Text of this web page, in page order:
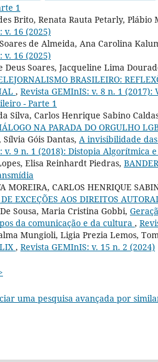
1
Brito, Renata Rauta Petarly, Plábio
v. 16 (2025)
de Almeida, Ana Carolina
v. 16 (2025)
Deus Soares, Jacqueline Lima
BRASILEIRO:
, Revista GEMInIS: v. 8 n. 1
- Parte 1
Silva, Carlos Henrique Sabino
NA PARADA DO ORGULHO
Góis Dantas, A invisibilidade
v. 9 n. 1 (2018): Distopia Algorítmica
Elisa Reinhardt Piedras,
MOREIRA, CARLOS HENRIQUE
EXCEÇÕES AOS DIREITOS
Sousa, Maria Cristina Gobbi,
da comunicação e da cultura ,
Mungioli, Ligia Prezia Lemos,
, Revista GEMInIS: v. 15 n. 2 (2024)
uma pesquisa avançada por